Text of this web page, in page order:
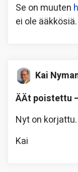
Se on muuten
ei ole ääkkösiä.
Kai
ÄÄt poistettu
Nyt on korjattu.
Kai